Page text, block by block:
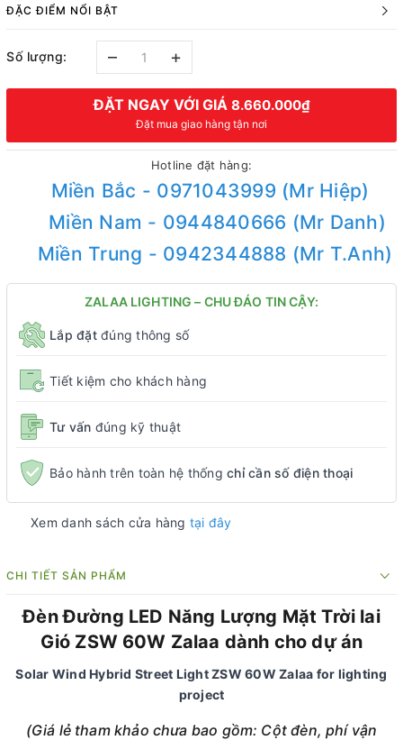
ĐẶC ĐIỂM NỔI BẬT
Số lượng: – +
ĐẶT NGAY VỚI GIÁ 8.660.000₫
Đặt mua giao hàng tận nơi
Hotline đặt hàng:
Miền Bắc - 0971043999 (Mr Hiệp)
Miền Nam - 0944840666 (Mr Danh)
Miền Trung - 0942344888 (Mr T.Anh)
ZALAA LIGHTING – CHU ĐÁO TIN CẬY:
Lắp đặtđúng thông số
Tiết kiệm cho khách hàng
Tư vấn đúng kỹ thuật
Bảo hành trên toàn hệ thống chỉ cần số điện thoại
Xem danh sách cửa hàng tại đây
CHI TIẾT SẢN PHẨM
Đèn Đường LED Năng Lượng Mặt Trời lai
Gió ZSW 60W Zalaa dành cho dự án
Solar Wind Hybrid Street Light ZSW 60W Zalaa for lighting
project
(Giá lẻ tham khảo chưa bao gồm: Cột đèn, phí vận